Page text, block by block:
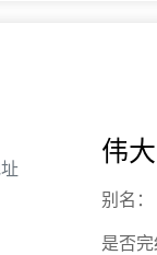
伟
别名：
是否